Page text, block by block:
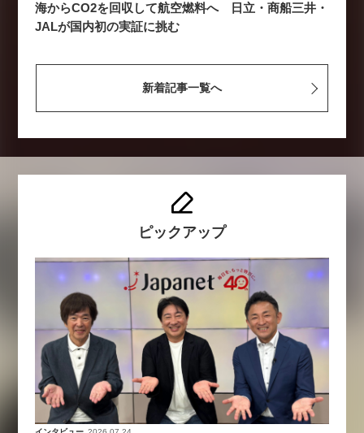
海からCO2を回収して航空燃料へ 日立・商船三井・
JALが国内初の実証に挑む
新着記事一覧へ
ピックアップ